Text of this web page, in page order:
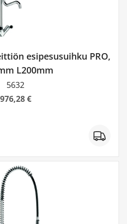
esipesusuihku PRO,
L200mm
5632
976,28 €